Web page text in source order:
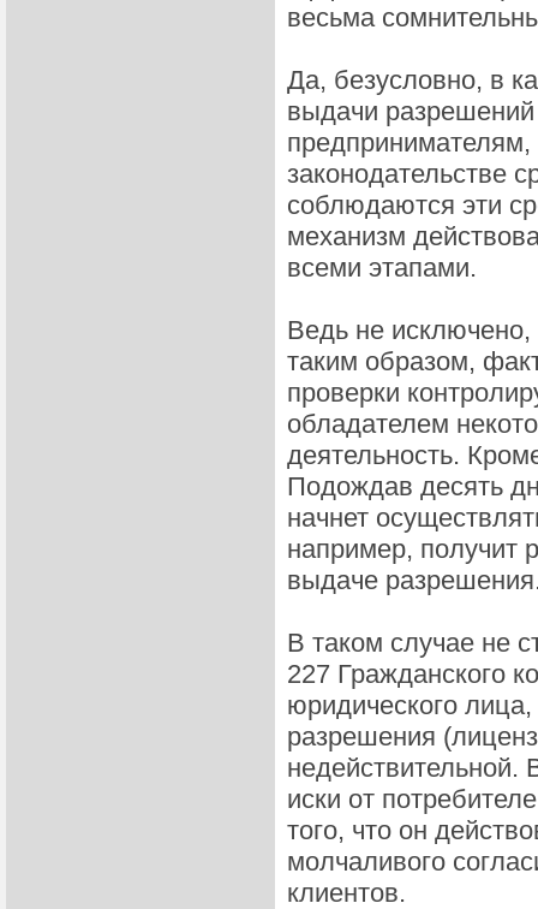
весьма
Да, безусловно, в
выдачи
предпринимателям,
законодательстве
соблюдаются эти
механизм
всеми этапами.
Ведь не исключено,
таким образом,
проверки
обладателем
деятельность.
Подождав десять
начнет
например, получит
выдаче
В таком случае не
227 Гражданского
юридического
разрешения
недействительной.
иски от
того, что он
молчаливого
клиентов.